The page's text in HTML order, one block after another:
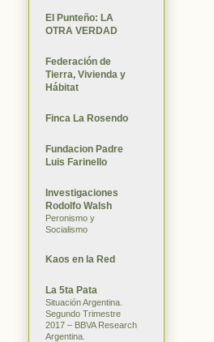
El Punteño: LA
OTRA VERDAD
Federación de
Tierra, Vivienda y
Hábitat
Finca La Rosendo
Fundacion Padre
Luis Farinello
Investigaciones
Rodolfo Walsh
Peronismo y
Socialismo
Kaos en la Red
La 5ta Pata
Situación Argentina.
Segundo Trimestre
2017 – BBVA Research
Argentina.